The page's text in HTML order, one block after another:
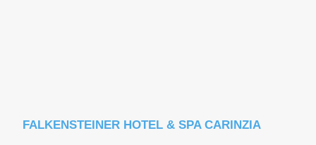
FALKENSTEINER HOTEL & SPA CARINZIA